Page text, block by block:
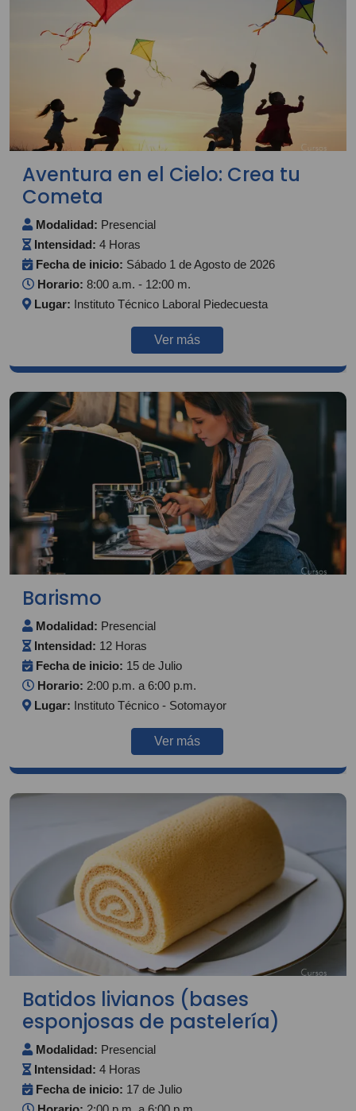
Aventura en el Cielo: Crea tu
Cometa
Modalidad: Presencial
Intensidad: 4 Horas
Fecha de inicio: Sábado 1 de Agosto de 2026
Horario: 8:00 a.m. - 12:00 m.
Lugar: Instituto Técnico Laboral Piedecuesta
Ver más
Barismo
Modalidad: Presencial
Intensidad: 12 Horas
Fecha de inicio: 15 de Julio
Horario: 2:00 p.m. a 6:00 p.m.
Lugar: Instituto Técnico - Sotomayor
Ver más
Batidos livianos (bases
esponjosas de pastelería)
Modalidad: Presencial
Intensidad: 4 Horas
Fecha de inicio: 17 de Julio